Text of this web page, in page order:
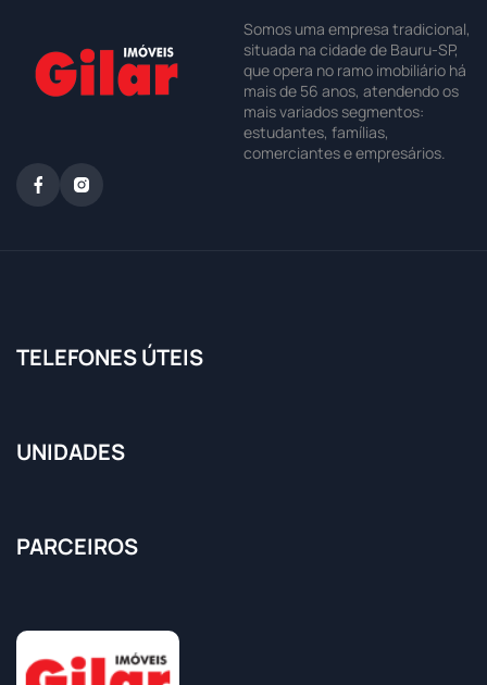
Somos uma empresa tradicional,
situada na cidade de Bauru-SP,
que opera no ramo imobiliário há
mais de 56 anos, atendendo os
mais variados segmentos:
estudantes, famílias,
comerciantes e empresários.
TELEFONES ÚTEIS
UNIDADES
PARCEIROS